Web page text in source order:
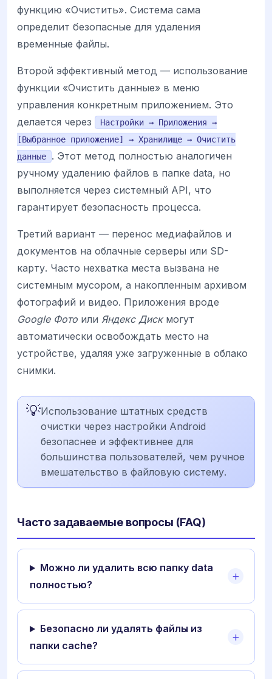
функцию «Очистить». Система сама
определит безопасные для удаления
временные файлы.
Второй эффективный метод — использование
функции «Очистить данные» в меню
управления конкретным приложением. Это
делается через
Настройки → Приложения →
[Выбранное приложение] → Хранилище → Очистить
данные
. Этот метод полностью аналогичен
ручному удалению файлов в папке data, но
выполняется через системный API, что
гарантирует безопасность процесса.
Третий вариант — перенос медиафайлов и
документов на облачные серверы или SD-
карту. Часто нехватка места вызвана не
системным мусором, а накопленным архивом
фотографий и видео. Приложения вроде
Google Фото или Яндекс Дискмогут
автоматически освобождать место на
устройстве, удаляя уже загруженные в облако
снимки.
💡Использование штатных средств
очистки через настройки Android
безопаснее и эффективнее для
большинства пользователей, чем ручное
вмешательство в файловую систему.
Часто задаваемые вопросы (FAQ)
Можно ли удалить всю папку data
полностью?
Безопасно ли удалять файлы из
папки cache?